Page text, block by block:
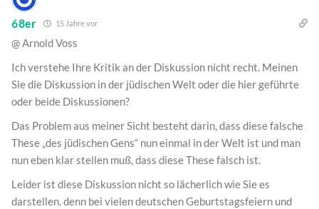
68er 15 Jahre vor
@ Arnold Voss
Ich verstehe Ihre Kritik an der Diskussion nicht recht. Meinen
Sie die Diskussion in der jüdischen Welt oder die hier geführte
oder beide Diskussionen?
Das Problem aus meiner Sicht besteht darin, dass diese falsche
These „des jüdischen Gens“ nun einmal in der Welt ist und man
nun eben klar stellen muß, dass diese These falsch ist.
Leider ist diese Diskussion nicht so lächerlich wie Sie es
darstellen, denn bei vielen deutschen Geburtstagsfeiern und